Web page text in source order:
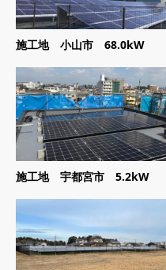
施工地 小山市 68.0kW
施工地 宇都宮市 5.2kW